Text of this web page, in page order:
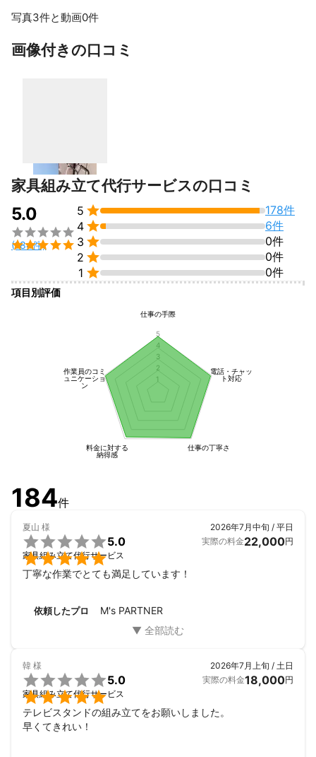
キャンセルポリシー
キャンセル料金
これまでの実績
これまで大手引越し業者で10年勤めてきました。
そちらでも現場責任者などを務めさせていただいたりなど責任感
ある立ち位置で仕事をこなしてきました。
アピールポイント
僕はお引越し作業で人生の節目のお手伝いさせていただいてると
いう気持ちでこれまで作業させていただいてます。
なのでお引越しご依頼いただいた場合はとても丁寧に対応させて
いただき対と思います。
写真3件と動画0件
画像付きの口コミ
家具組み立て代行サービスの口コミ
5.0


(184件)
5 
178件
4 
6件
3 
0件
2 
0件
1  0件
項目別評価
仕事の手際
電話・チャッ
ト対応
仕事の丁寧さ
料金に対する
納得感
作業員のコミ
ュニケーショ
ン
1
2
3
4
5
184件
夏山 様


5.0
家具組み立て代行サービス
2026年7月中旬 / 平日
実際の料金22,000円
丁寧な作業でとても満足しています！
依頼したプロ M's PARTNER
韓 様


5.0
家具組み立て代行サービス
2026年7月上旬 / 土日
実際の料金18,000円
テレビスタンドの組み立てをお願いしました。
早くてきれい！